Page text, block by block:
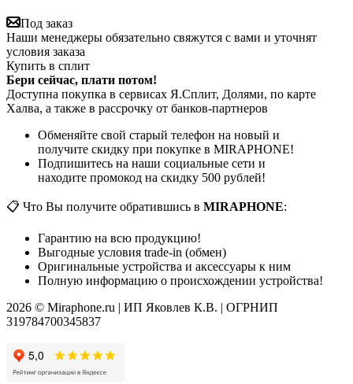
Под заказ
Наши менеджеры обязательно свяжутся с вами и уточнят
условия заказа
Купить в сплит
Бери сейчас, плати потом!
Доступна покупка в сервисах Я.Сплит, Долями, по карте
Халва, а также в рассрочку от банков-партнеров
Обменяйте свой старый телефон на новый и
получите скидку при покупке в MIRAPHONE!
Подпишитесь на наши социальные сети и
находите промокод на скидку 500 рублей!
📋 Что Вы получите обратившись в MIRAPHONE:
Гарантию на всю продукцию!
Выгодные условия trade-in (обмен)
Оригинальные устройства и аксессуары к ним
Полную информацию о происхождении устройства!
2026 © Miraphone.ru | ИП Яковлев К.В. | ОГРНИП
319784700345837